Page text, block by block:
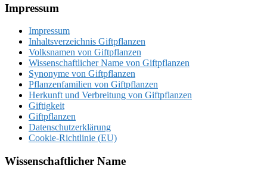
Footer
Impressum
Impressum
Inhaltsverzeichnis Giftpflanzen
Volksnamen von Giftpflanzen
Wissenschaftlicher Name von Giftpflanzen
Synonyme von Giftpflanzen
Pflanzenfamilien von Giftpflanzen
Herkunft und Verbreitung von Giftpflanzen
Giftigkeit
Giftpflanzen
Datenschutzerklärung
Cookie-Richtlinie (EU)
Wissenschaftlicher Name